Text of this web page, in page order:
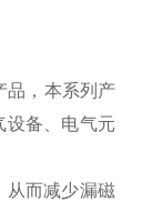
品，本系列产
设备、电气元
从而减少漏磁